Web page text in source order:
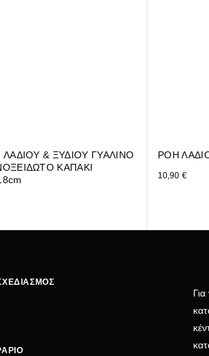
ΛΑΔΙΟΥ & ΞΥΔΙΟΥ ΓΥΑΛΙΝΟ
ΚΑΠΑΚΙ
ΡΟΗ
10,90 €